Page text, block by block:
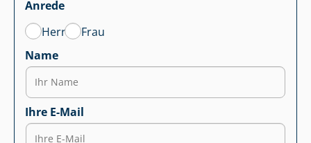
Anrede
Herr
Frau
Name
Ihre E-Mail